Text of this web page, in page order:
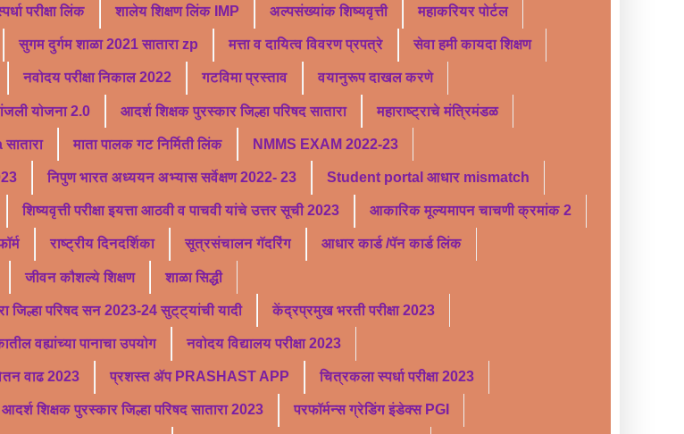
परीक्षा लिंक शालेय शिक्षण लिंक IMP अल्पसंख्यांक शिष्यवृत्ती महाकरियर पोर्टल
सुगम दुर्गम शाळा 2021 सातारा zp मत्ता व दायित्व विवरण प्रपत्रे सेवा हमी कायदा शिक्षण
नवोदय परीक्षा निकाल 2022 गटविमा प्रस्ताव वयानुरूप दाखल करणे
योजना 2.0 आदर्श शिक्षक पुरस्कार जिल्हा परिषद सातारा महाराष्ट्राचे मंत्रिमंडळ
माता पालक गट निर्मिती लिंक NMMS EXAM 2022-23
निपुण भारत अध्ययन अभ्यास सर्वेक्षण 2022- 23 Student portal आधार mismatch
शिष्यवृत्ती परीक्षा इयत्ता आठवी व पाचवी यांचे उत्तर सूची 2023 आकारिक मूल्यमापन चाचणी क्रमांक 2
राष्ट्रीय दिनदर्शिका सूत्रसंचालन गॅदरिंग आधार कार्ड /पॅन कार्ड लिंक
जीवन कौशल्ये शिक्षण शाळा सिद्धी
जिल्हा परिषद सन 2023-24 सुट्ट्यांची यादी केंद्रप्रमुख भरती परीक्षा 2023
वह्यांच्या पानाचा उपयोग नवोदय विद्यालय परीक्षा 2023
वाढ 2023 प्रशस्त ॲप PRASHAST APP चित्रकला स्पर्धा परीक्षा 2023
आदर्श शिक्षक पुरस्कार जिल्हा परिषद सातारा 2023 परफॉर्मन्स ग्रेडिंग इंडेक्स PGI